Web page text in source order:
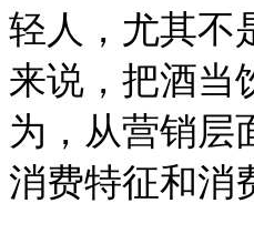
轻人，尤其不
来说，把酒当
为，从营销层
消费特征和消